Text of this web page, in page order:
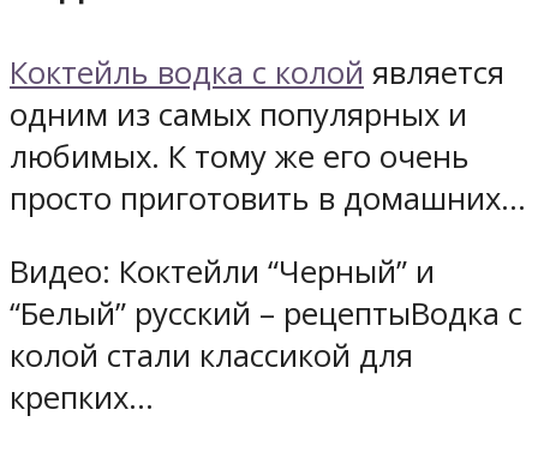
Коктейль водка с колой является
одним из самых популярных и
любимых. К тому же его очень
просто приготовить в домашних…
Видео: Коктейли “Черный” и
“Белый” русский – рецептыВодка с
колой стали классикой для
крепких…